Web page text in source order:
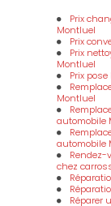
Prix
Montluel
Prix
Prix
Montluel
Prix
Montluel
automobile
automobile
Rendez-
chez
Réparer